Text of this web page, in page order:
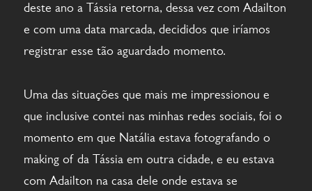
deste ano a Tássia retorna, dessa vez com Adailton
e com uma data marcada, decididos que iríamos
registrar esse tão aguardado momento.
Uma das situações que mais me impressionou e
que inclusive contei nas minhas redes sociais, foi o
momento em que Natália estava fotografando o
making of da Tássia em outra cidade, e eu estava
com Adailton na casa dele onde estava se